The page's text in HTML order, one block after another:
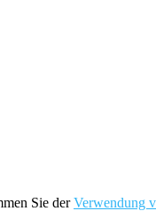
Sie derVerwendung